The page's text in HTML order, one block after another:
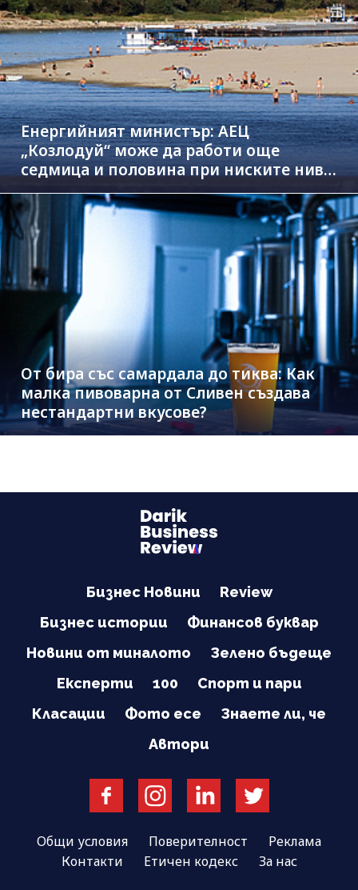
Енергийният министър: АЕЦ
„Козлодуй“ може да работи още
седмица и половина при ниските нива
на Дунав
От бира със самардала до тиква: Как
малка пивоварна от Сливен създава
нестандартни вкусове?
Бизнес Новини
Review
Бизнес истории
Финансов буквар
Новини от миналото
Зелено бъдеще
Експерти
100
Спорт и пари
Класации
Фото есе
Знаете ли, че
Автори
Общи условия Поверителност
Реклама
Контакти
Етичен кодекс За нас